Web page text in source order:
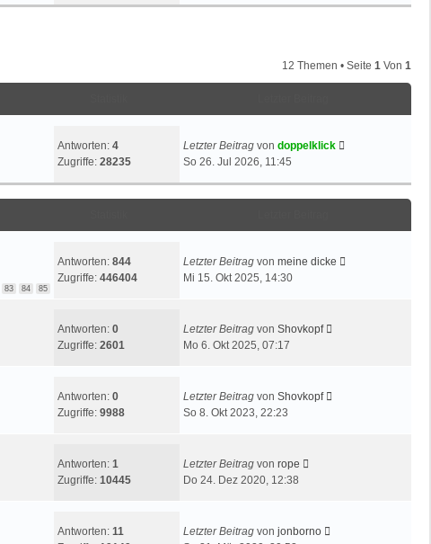
u
t
r
a
g
12 Themen • Seite 1 Von 1
Antworten: 4
Zugriffe: 28235
Letzter Beitrag von doppelklick
So 26. Jul 2026, 11:45
83 84 85
Antworten: 844
Zugriffe: 446404
Letzter Beitrag von meine dicke
Mi 15. Okt 2025, 14:30
Antworten: 0
Zugriffe: 2601
Letzter Beitrag von Shovkopf
Mo 6. Okt 2025, 07:17
Antworten: 0
Zugriffe: 9988
Letzter Beitrag von Shovkopf
So 8. Okt 2023, 22:23
Antworten: 1
Zugriffe: 10445
Letzter Beitrag von rope
Do 24. Dez 2020, 12:38
Antworten: 11
Letzter Beitrag von jonborno